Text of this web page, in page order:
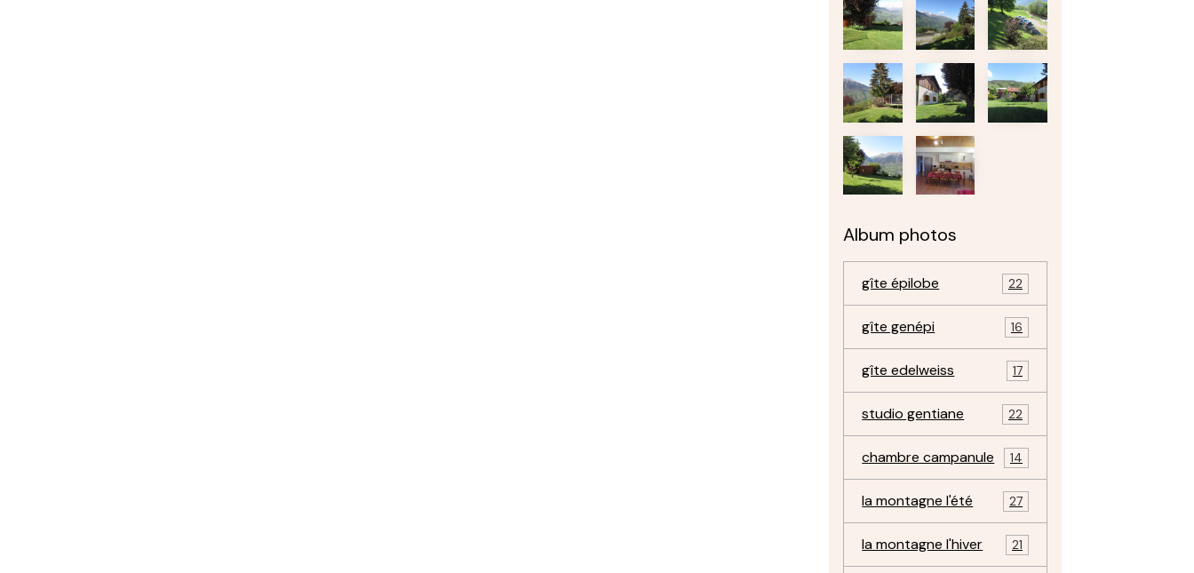
Album photos
gîte épilobe 22
gîte genépi 16
gîte edelweiss 17
studio gentiane 22
chambre campanule 14
la montagne l'été 27
la montagne l'hiver 21